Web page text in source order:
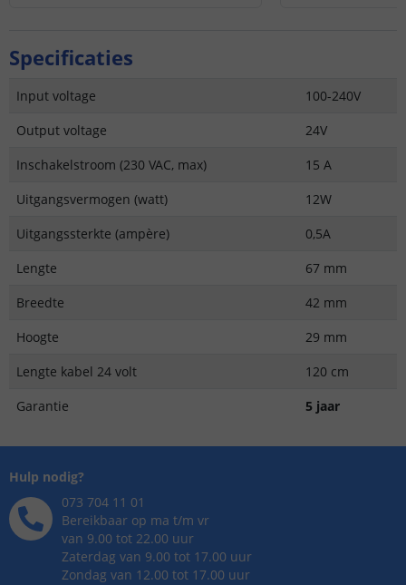
Specificaties
Input voltage
100-240V
Output voltage
24V
Inschakelstroom (230 VAC, max)
15 A
Uitgangsvermogen (watt)
12W
Uitgangssterkte (ampère)
0,5A
Lengte
67 mm
Breedte
42 mm
Hoogte
29 mm
Lengte kabel 24 volt
120 cm
Garantie
5 jaar
Hulp nodig?
073 704 11 01
Bereikbaar op ma t/m vr
van 9.00 tot 22.00 uur
Zaterdag van 9.00 tot 17.00 uur
Zondag van 12.00 tot 17.00 uur